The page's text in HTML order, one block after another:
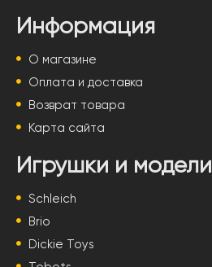
Информация
О магазине
Оплата и доставка
Возврат товара
Карта сайта
Игрушки и модели
Schleich
Brio
Dickie Toys